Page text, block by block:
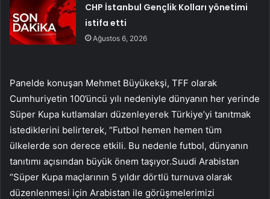
CHP İstanbul Gençlik Kolları yönetimi
istifa etti
Ağustos 6, 2026
Panelde konuşan Mehmet Büyükekşi, TFF olarak
Cumhuriyetin 100’üncü yılı nedeniyle dünyanın her yerinde
Süper Kupa kutlamaları düzenleyerek Türkiye’yi tanıtmak
istediklerini belirterek, “Futbol hemen hemen tüm
ülkelerde son derece etkili. Bu nedenle futbol, ​​dünyanın
tanıtımı açısından büyük önem taşıyor.Suudi Arabistan
“Süper Kupa maçlarının 5 yıldır dörtlü turnuva olarak
düzenlenmesi için Arabistan ile görüşmelerimizi